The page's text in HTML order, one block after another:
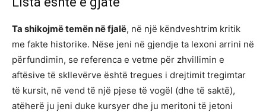
Ta shikojmë temën në fjalë, në një këndveshtrim kritik
me fakte historike. Nëse jeni në gjendje ta lexoni arrini në
përfundimin, se referenca e vetme për zhvillimin e
aftësive të skllevërve është tregues i drejtimit tregimtar
të kursit, në vend të një pjese të vogël (dhe të saktë),
atëherë ju jeni duke kursyer dhe ju meritoni të jetoni